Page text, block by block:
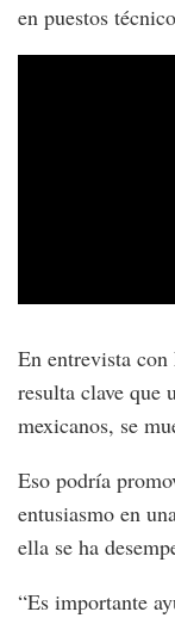
en puestos
En entrevista
resulta clave que
mexicanos, se
Eso podría
entusiasmo en
ella se ha
“Es importante